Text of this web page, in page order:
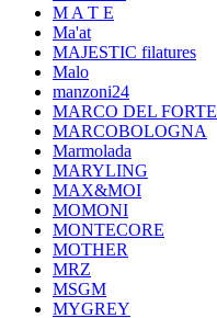
M A T E
Ma'at
MAJESTIC filatures
Malo
manzoni24
MARCO DEL FORTE
MARCOBOLOGNA
Marmolada
MARYLING
MAX&MOI
MOMONI
MONTECORE
MOTHER
MRZ
MSGM
MYGREY